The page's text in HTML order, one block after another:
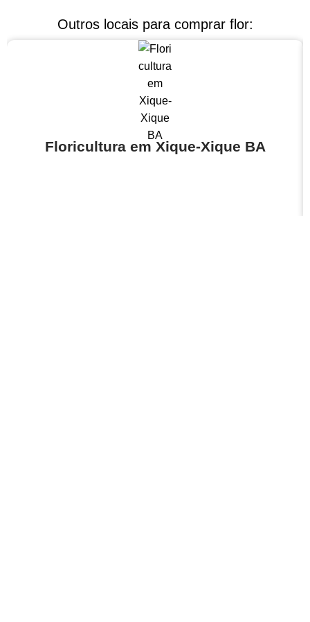
Outros locais para comprar flor:
Floricultura em Xique-Xique BA